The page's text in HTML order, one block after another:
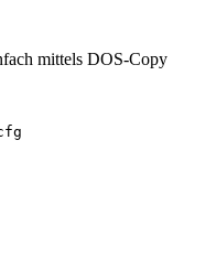
mittels DOS-Copy